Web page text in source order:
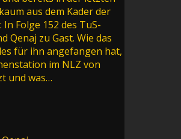
aus dem Kader der
Folge 152 des TuS-
Qenaj zu Gast. Wie das
für ihn angefangen hat,
im NLZ von
und was…